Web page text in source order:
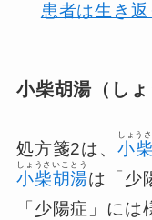
患者は生き
小柴胡湯（しょ
処方箋2は、 小
しょう
小柴胡湯
しょうさいことう
は「少
「少陽症」には